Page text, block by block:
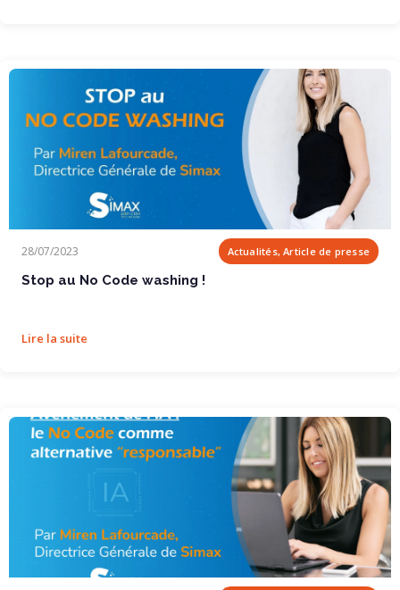
28/07/2023 Actualités, Article de presse
Stop au No Code washing !
Lire la suite